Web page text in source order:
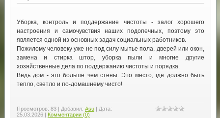
Уборка, контроль и поддержание чистоты - залог хорошего
настроения и самочувствия наших подопечных, поэтому это
является одной из основных задач социальных работников.
Пожилому человеку уже не под силу мытье пола, дверей или окон,
замена и стирка штор, уборка пыли и многие другие
хозяйственные дела по поддержанию чистоты и порядка.
Ведь дом - это больше чем стены. Это место, где должно быть
тепло, светло и по-домашнему чисто!
Просмотров: 83| Добавил: Asu| Дата:
25.03.2026 | Комментарии (0)